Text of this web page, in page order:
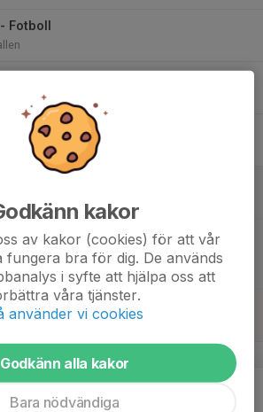
Fotboll
Ängby IF
Fotboll
kakor
av kakor (cookies) för att vår
fungera bra för dig. De används
i syfte att hjälpa oss att
våra tjänster.
använder vi cookies
Godkänn alla kakor
Bara nödvändiga